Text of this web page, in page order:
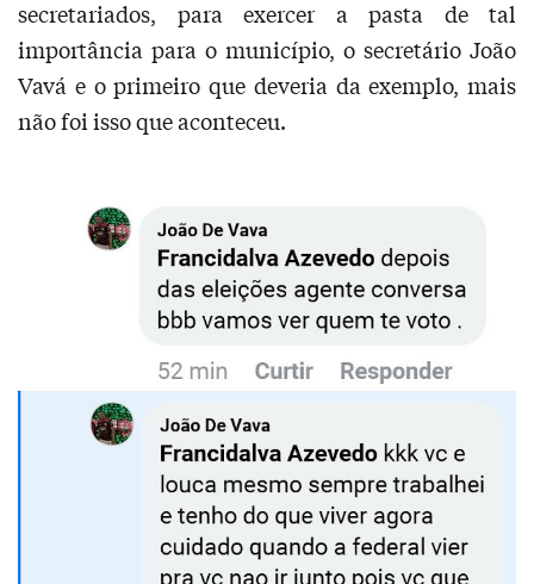
secretariados, para exercer a pasta de tal
importância para o município, o secretário João
Vavá e o primeiro que deveria da exemplo, mais
não foi isso que aconteceu.